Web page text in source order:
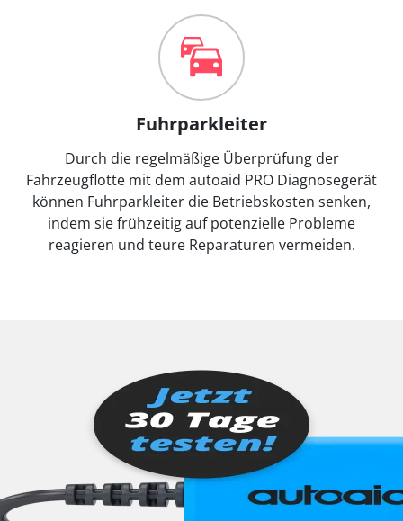
Fuhrparkleiter
Durch die regelmäßige Überprüfung der
Fahrzeugflotte mit dem autoaid PRO Diagnosegerät
können Fuhrparkleiter die Betriebskosten senken,
indem sie frühzeitig auf potenzielle Probleme
reagieren und teure Reparaturen vermeiden.